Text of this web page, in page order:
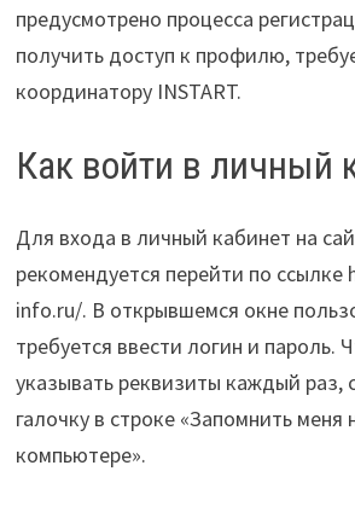
предусмотрено процесса
получить доступ к профилю,
координатору INSTART.
Как войти в личный
Для входа в личный кабинет на
рекомендуется перейти по
info.ru/. В открывшемся окне
требуется ввести логин и пароль.
указывать реквизиты каждый раз,
галочку в строке «Запомнить меня
компьютере».